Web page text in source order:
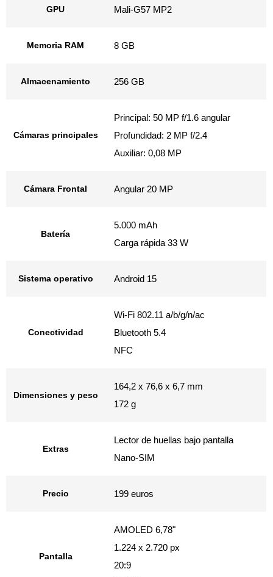
GPU Mali-G57 MP2
Memoria RAM 8 GB
Almacenamiento 256 GB
Cámaras principales
Principal: 50 MP f/1.6 angular
Profundidad: 2 MP f/2.4
Auxiliar: 0,08 MP
Cámara Frontal Angular 20 MP
Batería
5.000 mAh
Carga rápida 33 W
Sistema operativo Android 15
Conectividad
Wi-Fi 802.11 a/b/g/n/ac
Bluetooth 5.4
NFC
Dimensiones y peso
164,2 x 76,6 x 6,7 mm
172 g
Extras
Lector de huellas bajo pantalla
Nano-SIM
Precio 199 euros
Pantalla
AMOLED 6,78"
1.224 x 2.720 px
20:9